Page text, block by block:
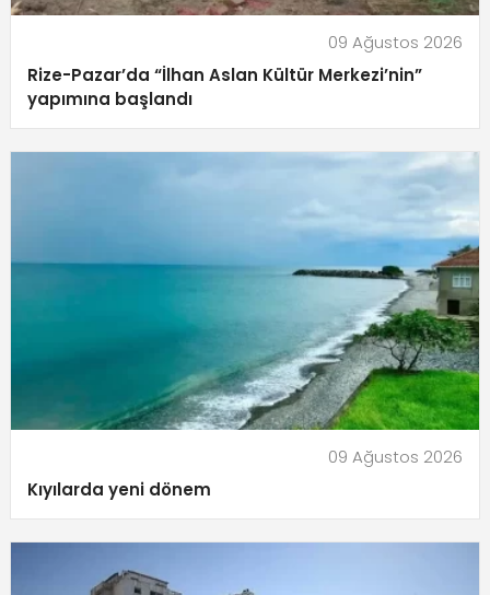
09 Ağustos 2026
Rize-Pazar’da “İlhan Aslan Kültür Merkezi’nin”
yapımına başlandı
09 Ağustos 2026
Kıyılarda yeni dönem